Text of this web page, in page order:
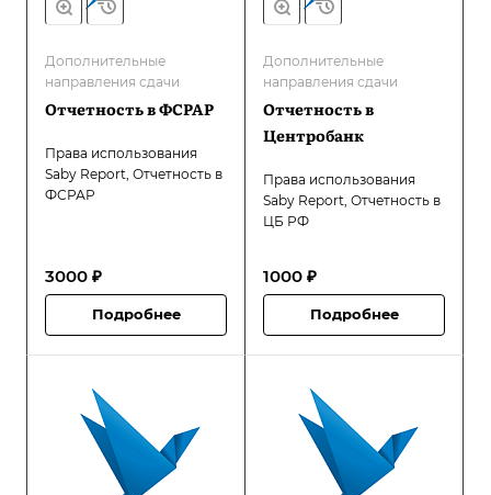
Дополнительные
направления сдачи
Отчетность в ФСРАР
Права использования
Saby Report, Отчетность в
ФСРАР
3000 ₽
Подробнее
Дополнительные
направления сдачи
Отчетность в
Центробанк
Права использования
Saby Report, Отчетность в
ЦБ РФ
1000 ₽
Подробнее